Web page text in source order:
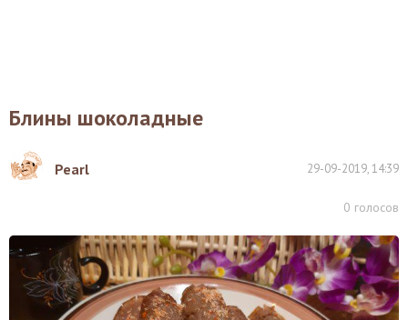
Блины шоколадные
Pearl 29-09-2019, 14:39
0 голосов